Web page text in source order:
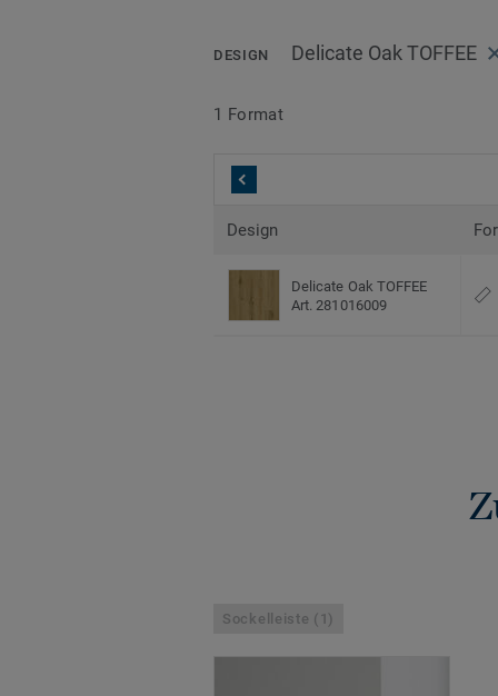
DESIGN Delicate Oak TOFFEE
1 Format
Design
Delicate Oak TOFFEE
Art. 281016009
Sockelleiste (1)